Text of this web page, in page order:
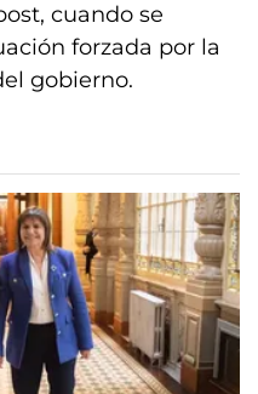
cuando se
forzada por la
gobierno.